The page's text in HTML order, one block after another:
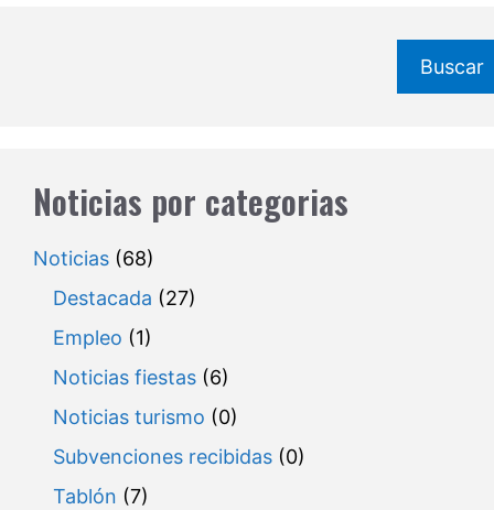
Buscar
Noticias por categorias
Noticias (68)
Destacada (27)
Empleo (1)
Noticias fiestas (6)
Noticias turismo (0)
Subvenciones recibidas (0)
Tablón (7)